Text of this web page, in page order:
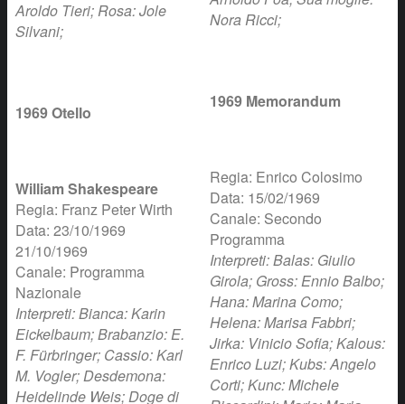
Aroldo Tieri; Rosa: Jole
Silvani;
1969 Otello
William Shakespeare
Regia: Franz Peter Wirth
Data: 23/10/1969
21/10/1969
Canale: Programma
Nazionale
Interpreti: Bianca: Karin
Eickelbaum; Brabanzio: E.
F. Fürbringer; Cassio: Karl
M. Vogler; Desdemona:
Heidelinde Weis; Doge di
Nora Ricci;
1969 Memorandum
Regia: Enrico Colosimo
Data: 15/02/1969
Canale: Secondo
Programma
Interpreti: Balas: Giulio
Girola; Gross: Ennio Balbo;
Hana: Marina Como;
Helena: Marisa Fabbri;
Jirka: Vinicio Sofia; Kalous:
Enrico Luzi; Kubs: Angelo
Corti; Kunc: Michele